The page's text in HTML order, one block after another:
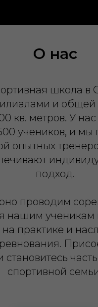
О нас
школа в
и
кв. метров. У
учеников, и мы
опытных
подход.
проводим
нашим ученикам
практике и
становитесь
спортивной